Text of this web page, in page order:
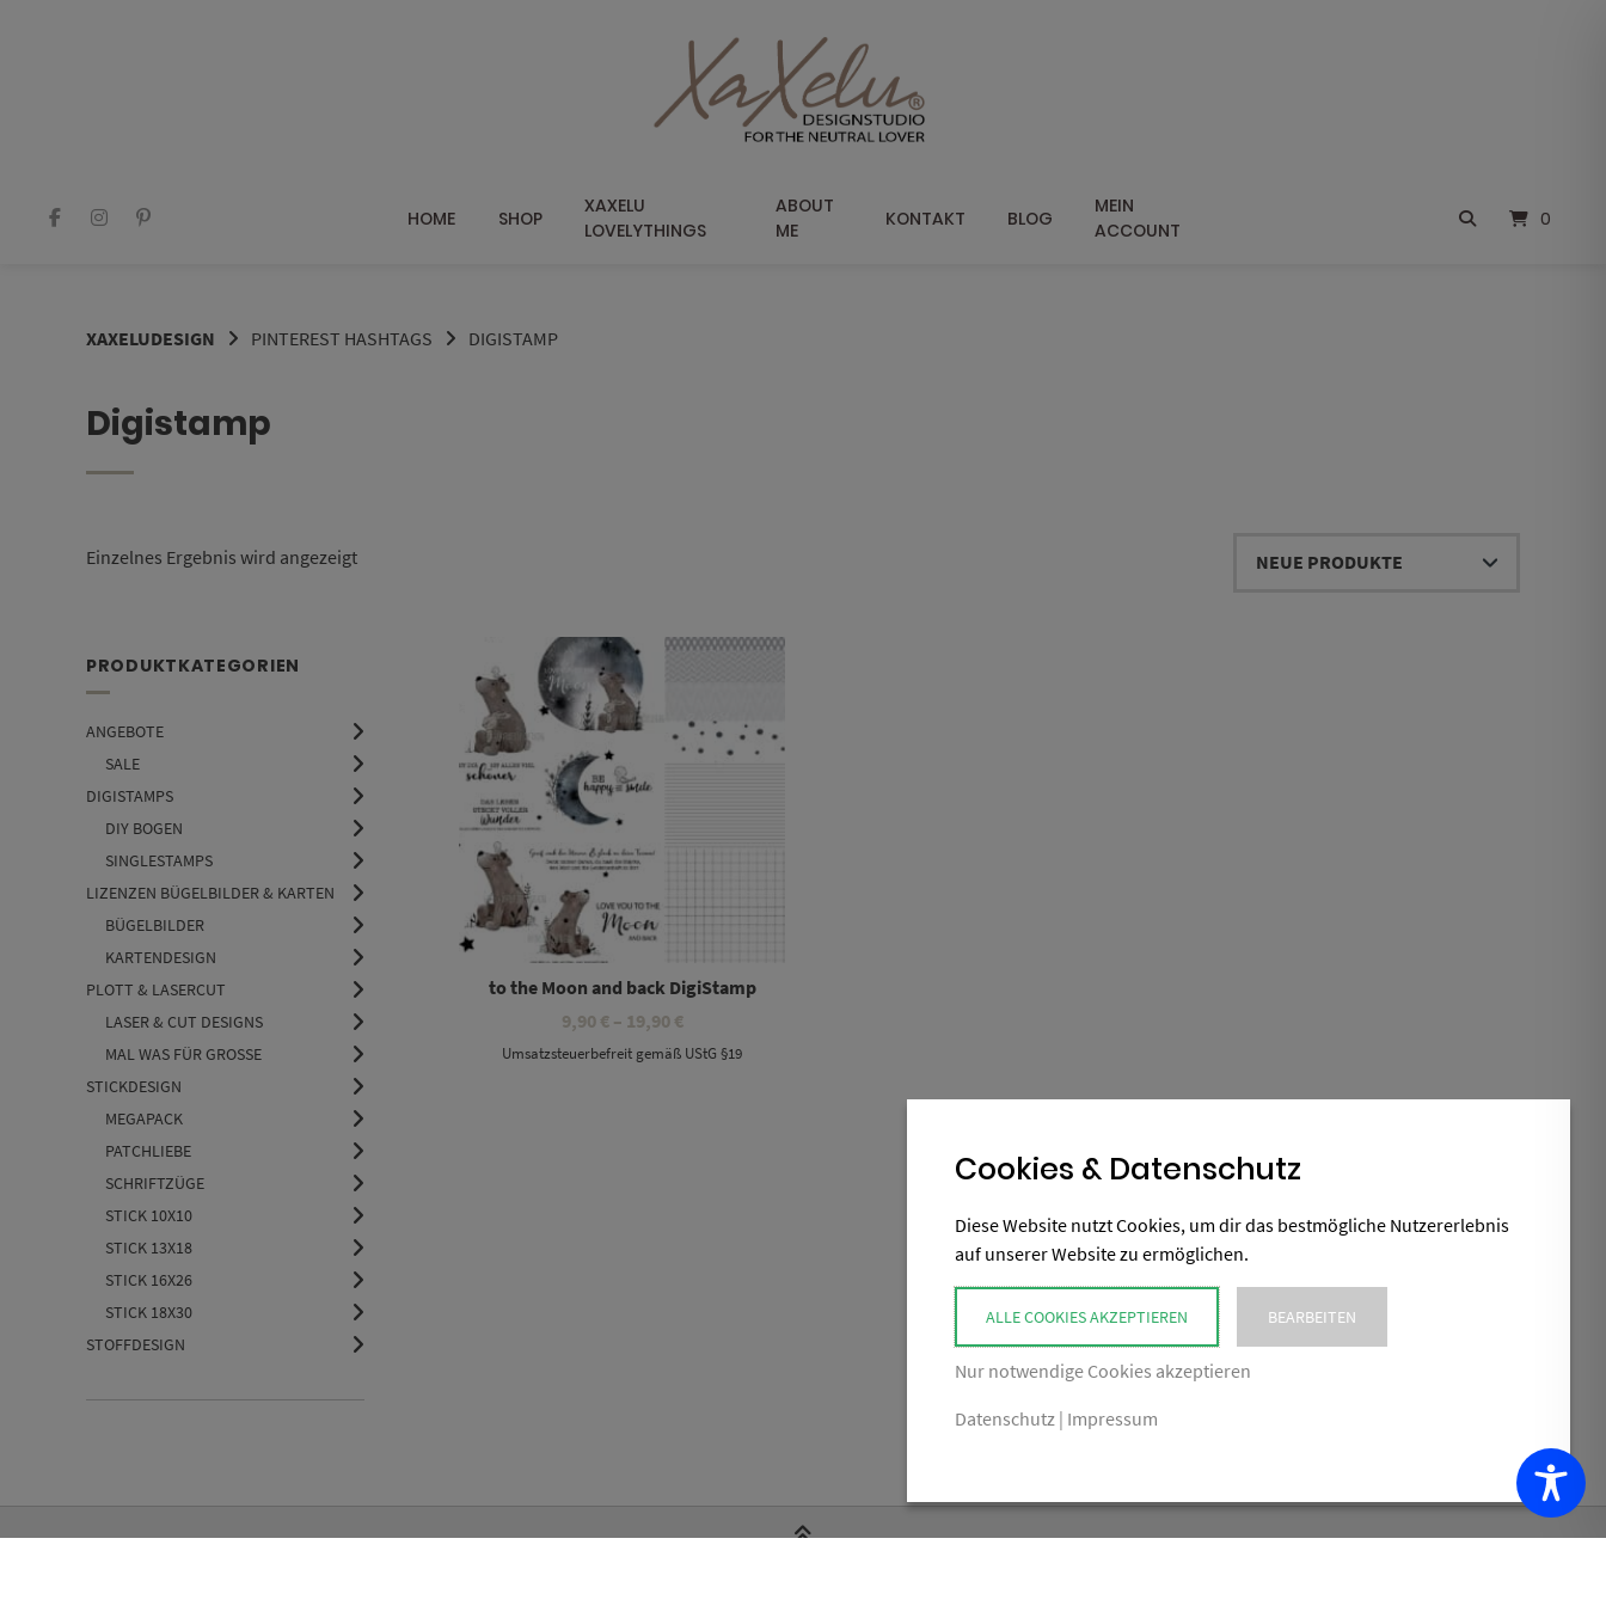
HOME SHOP
XAXELU
LOVELYTHINGS
ABOUT
ME
KONTAKT BLOG
MEIN
ACCOUNT
0
XAXELUDESIGN PINTEREST HASHTAGS DIGISTAMP
Digistamp
Einzelnes Ergebnis wird angezeigt
Dieses Produkt weist mehrere Varianten auf. Die Optionen können auf der Produktseite gewählt werden
to the Moon and back DigiStamp
9,90 € – 19,90 €Preisspanne:
bis
Umsatzsteuerbefreit gemäß UStG §19
PRODUKTKATEGORIEN
ANGEBOTE
SALE
DIGISTAMPS
DIY BOGEN
SINGLESTAMPS
LIZENZEN BÜGELBILDER & KARTEN
BÜGELBILDER
KARTENDESIGN
PLOTT & LASERCUT
LASER & CUT DESIGNS
MAL WAS FÜR GROSSE
STICKDESIGN
MEGAPACK
PATCHLIEBE
SCHRIFTZÜGE
STICK 10X10
STICK 13X18
STICK 16X26
STICK 18X30
STOFFDESIGN
Cookies & Datenschutz
Diese Website nutzt Cookies, um dir das bestmögliche Nutzererlebnis
auf unserer Website zu ermöglichen.
ALLE COOKIES AKZEPTIEREN BEARBEITEN
Nur notwendige Cookies akzeptieren
Datenschutz | Impressum